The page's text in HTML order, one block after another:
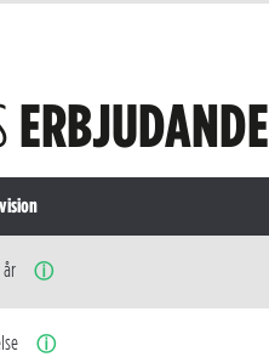
ERBJUDANDE
år ⓘ
ⓘ